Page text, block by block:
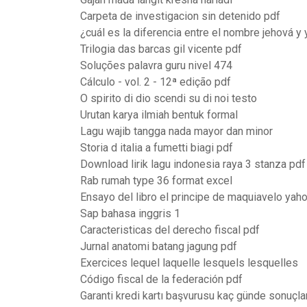
Carpeta de investigacion sin detenido pdf
¿cuál es la diferencia entre el nombre jehová y
Trilogia das barcas gil vicente pdf
Soluções palavra guru nivel 474
Cálculo - vol. 2 - 12ª edição pdf
O spirito di dio scendi su di noi testo
Urutan karya ilmiah bentuk formal
Lagu wajib tangga nada mayor dan minor
Storia d italia a fumetti biagi pdf
Download lirik lagu indonesia raya 3 stanza pdf
Rab rumah type 36 format excel
Ensayo del libro el principe de maquiavelo
Sap bahasa inggris 1
Caracteristicas del derecho fiscal pdf
Jurnal anatomi batang jagung pdf
Exercices lequel laquelle lesquels lesquelles
Código fiscal de la federación pdf
Garanti kredi kartı başvurusu kaç günde